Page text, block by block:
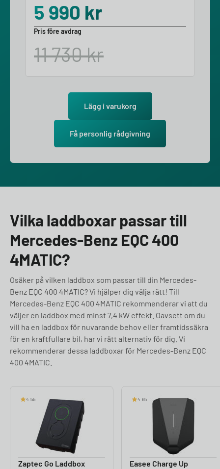
5 990 kr
Pris före avdrag
11 730kr
Lägg i varukorg
Få personlig rådgivning
Vilka laddboxar passar till
Mercedes-Benz EQC 400
4MATIC?
Osäker på vilken laddbox som passar till din Mercedes-
Benz EQC 400 4MATIC? Vi hjälper dig välja rätt! Till
Mercedes-Benz EQC 400 4MATIC rekommenderar vi att du
väljer en laddbox med minst 7,4 kW effekt. Oavsett om du
vill ha en laddbox för nuvarande behov eller framtidssäkra
för en kraftfullare bil, har vi rätt alternativ för dig. Vi
rekommenderar dessa laddboxar för Mercedes-Benz EQC
400 4MATIC.
4.55
Zaptec Go Laddbox
4.65
Easee Charge Up